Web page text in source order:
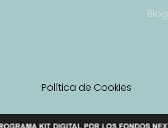
Blog
Política de Cookies